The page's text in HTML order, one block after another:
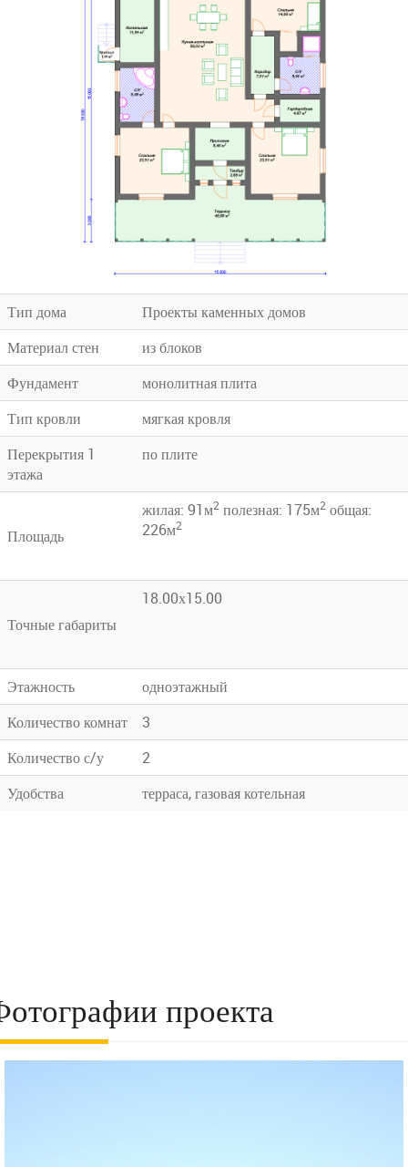
Тип дома
Проекты каменных домов
Материал стен
из блоков
Фундамент
монолитная плита
Тип кровли
мягкая кровля
Перекрытия 1
этажа
по плите
Площадь
жилая: 91м2 полезная: 175м2 общая:
226м2
Точные габариты
18.00х15.00
Этажность
одноэтажный
Количество комнат
3
Количество с/у
2
Удобства
терраса, газовая котельная
проекта